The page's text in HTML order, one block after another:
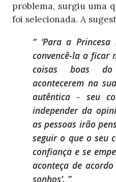
problema, surgiu uma
foi selecionada. A
‘Para a
convencê-la a ficar
coisas boas
acontecerem na
autêntica - seu
independer da
as pessoas irão
seguir o que o seu
confiança e se
aconteça de
sonhos’.